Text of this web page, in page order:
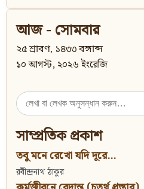
আজ - সোমবার
২৫ শ্রাবণ, ১৪৩৩ বঙ্গাব্দ
১০ আগস্ট, ২০২৬ ইংরেজি
Search
for:
সাম্প্রতিক প্রকাশ
তবু মনে রেখো যদি দূরে...
রবীন্দ্রনাথ ঠাকুর